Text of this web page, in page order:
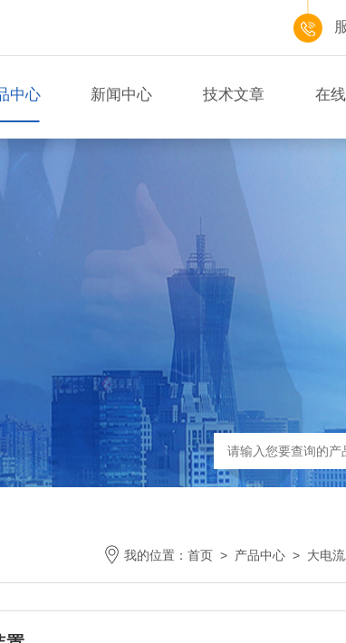
中心 新闻中心 技术文章 在
我的位置： 首页 > 产品中心 > 大电